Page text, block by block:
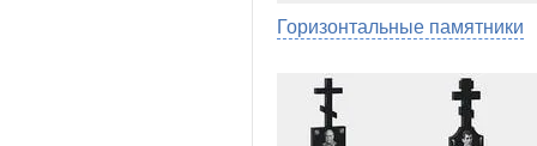
Горизонтальные памятники